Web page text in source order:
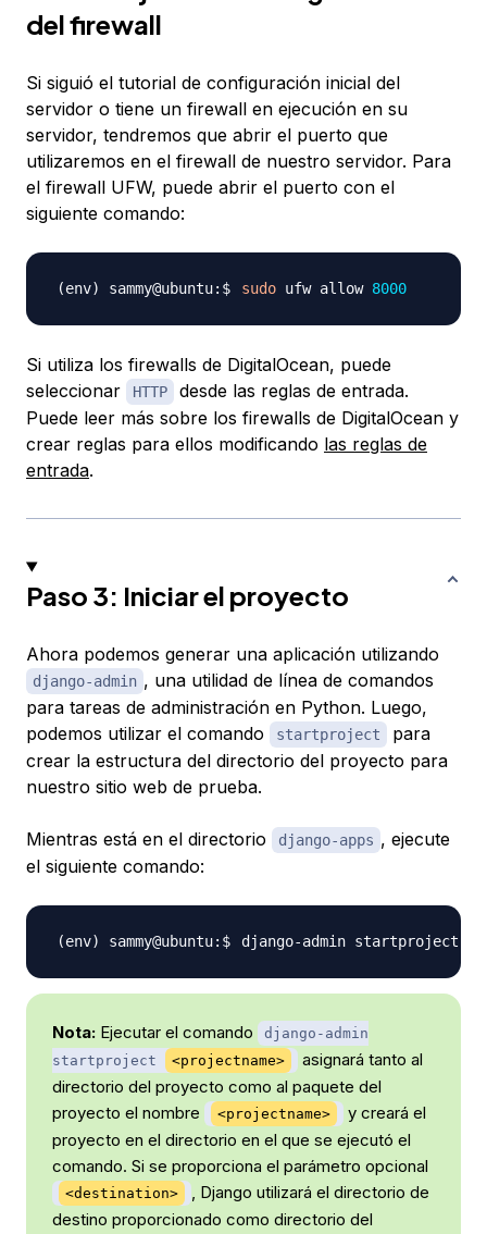
del firewall
Si siguió el tutorial de configuración inicial del
servidor o tiene un firewall en ejecución en su
servidor, tendremos que abrir el puerto que
utilizaremos en el firewall de nuestro servidor. Para
el firewall UFW, puede abrir el puerto con el
siguiente comando:
sudo ufw allow 8000
Si utiliza los firewalls de DigitalOcean, puede
seleccionar
HTTP
desde las reglas de entrada.
Puede leer más sobre los firewalls de DigitalOcean y
crear reglas para ellos modificando las reglas de
entrada.
Paso 3: Iniciar el proyecto
Ahora podemos generar una aplicación utilizando
django-admin , una utilidad de línea de comandos
para tareas de administración en Python. Luego,
podemos utilizar el comando
startproject
para
crear la estructura del directorio del proyecto para
nuestro sitio web de prueba.
Mientras está en el directorio django-apps , ejecute
el siguiente comando:
Nota: Ejecutar el comando
django-admin
startproject
<projectname>
asignará tanto al
directorio del proyecto como al paquete del
proyecto el nombre
<projectname>
y creará el
proyecto en el directorio en el que se ejecutó el
comando. Si se proporciona el parámetro opcional
<destination>
, Django utilizará el directorio de
destino proporcionado como directorio del